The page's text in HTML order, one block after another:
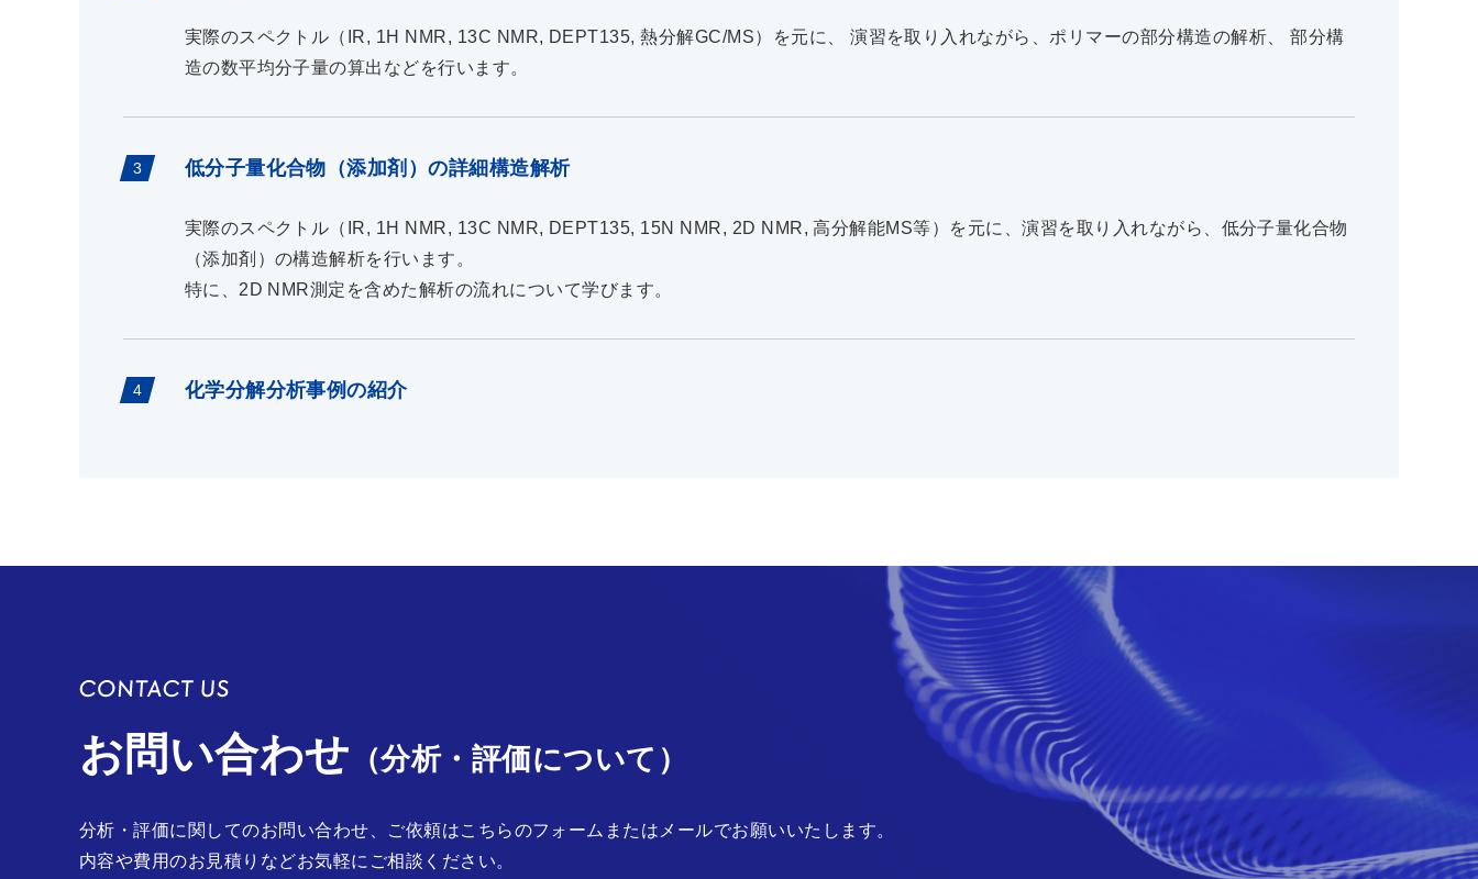
実際のスペクトル（IR, 1H NMR, 13C NMR, DEPT135, 熱分解GC/MS）を元に、 演習を取り入れながら、ポリマーの部分構造の解析、 部分構
造の数平均分子量の算出などを行います。
低分子量化合物（添加剤）の詳細構造解析
実際のスペクトル（IR, 1H NMR, 13C NMR, DEPT135, 15N NMR, 2D NMR, 高分解能MS等）を元に、演習を取り入れながら、低分子量化合物
（添加剤）の構造解析を行います。
特に、2D NMR測定を含めた解析の流れについて学びます。
化学分解分析事例の紹介
お問い合わせ （分析・評価について）
分析・評価に関してのお問い合わせ、ご依頼はこちらのフォームまたはメールでお願いいたします。
内容や費用のお見積りなどお気軽にご相談ください。